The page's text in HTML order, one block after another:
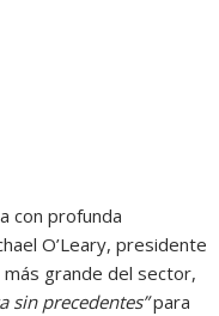
con profunda
O’Leary, presidente
grande del sector,
sin precedentes”para